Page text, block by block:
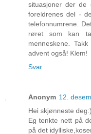
situasjoner der
foreldrenes del -
telefonnumrene.
røret som kan
menneskene.
advent også! Klem!
Svar
Anonym 12.
Hei skjønneste deg:)
Eg tenkte nett på
på det